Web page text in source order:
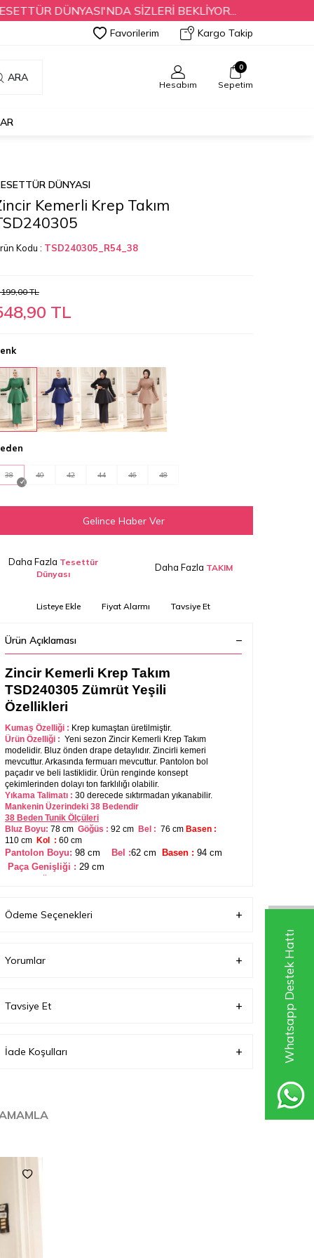
Whatsapp Destek Hattı
DÜNYASI'NDA SİZLERİ BEKLİYOR...
Favorilerim Kargo Takip
ARA
Hesabım
0
Sepetim
DÜNYASI
Kemerli Krep Takım
Kodu : TSD240305_R54_38
TL
TL
38 40 42 44 46 48
Gelince Haber Ver
Daha Fazla Tesettür
Dünyası
Daha Fazla TAKIM
Listeye Ekle Fiyat Alarmı Tavsiye Et
Ürün Açıklaması
Zincir Kemerli Krep Takım
TSD240305 Zümrüt Yeşili
Özellikleri
Kumaş Özelliği : Krep kumaştan üretilmiştir.
Ürün Özelliği : Yeni sezon Zincir Kemerli Krep Takım
modelidir. Bluz önden drape detaylıdır. Zincirli kemeri
mevcuttur. Arkasında fermuarı mevcuttur. Pantolon bol
paçadır ve beli lastiklidir. Ürün renginde konsept
çekimlerinden dolayı ton farklılığı olabilir.
Yıkama Talimatı : 30 derecede sıktırmadan yıkanabilir.
Mankenin Üzerindeki 38 Bedendir
38 Beden Tunik Ölçüleri
Bluz Boyu: 78 cm Göğüs : 92 cm Bel : 76 cm Basen :
110 cm Kol : 60 cm
Pantolon Boyu: 98 cm Bel :62 cm Basen : 94 cm
Paça Genişliği : 29 cm
:
Bedenler Arası Ortalama 3-4 cm Fark
Ödeme Seçenekleri
Yorumlar
Tavsiye Et
İade Koşulları